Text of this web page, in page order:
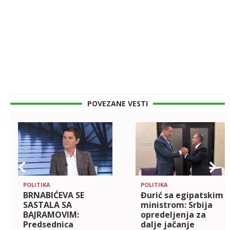
POVEZANE VESTI
POLITIKA
BRNABIĆEVA SE
SASTALA SA
BAJRAMOVIM:
Predsednica
POLITIKA
Đurić sa egipatskim
ministrom: Srbija
opredeljenja za
dalje jačanje